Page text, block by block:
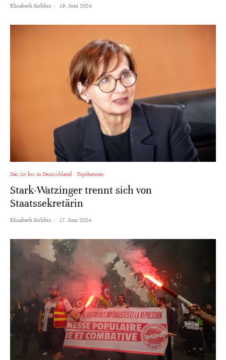
Elisabeth Koblitz · 19. Juni 2024
Das ist los in Deutschland Topthemen
Stark-Watzinger trennt sich von
Staatssekretärin
Elisabeth Koblitz · 17. Juni 2024